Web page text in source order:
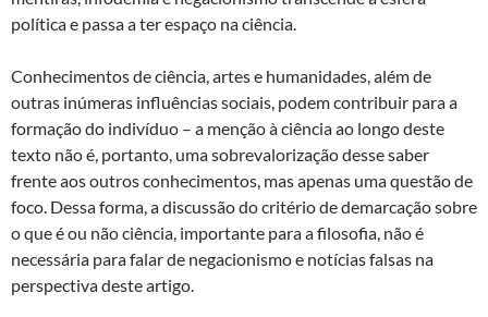
política e passa a ter espaço na ciência.
Conhecimentos de ciência, artes e humanidades, além de
outras inúmeras influências sociais, podem contribuir para a
formação do indivíduo – a menção à ciência ao longo deste
texto não é, portanto, uma sobrevalorização desse saber
frente aos outros conhecimentos, mas apenas uma questão de
foco. Dessa forma, a discussão do critério de demarcação sobre
o que é ou não ciência, importante para a filosofia, não é
necessária para falar de negacionismo e notícias falsas na
perspectiva deste artigo.